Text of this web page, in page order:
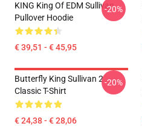
KING King Of EDM Sullivan
Pullover Hoodie
€ 39,51 - € 45,95
-20%
Butterfly King Sullivan 2
Classic T-Shirt
€ 24,38 - € 28,06
-20%